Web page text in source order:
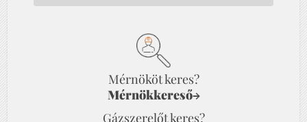
Mérnököt keres?
Mérnökkereső→
Gázszerelőt keres?